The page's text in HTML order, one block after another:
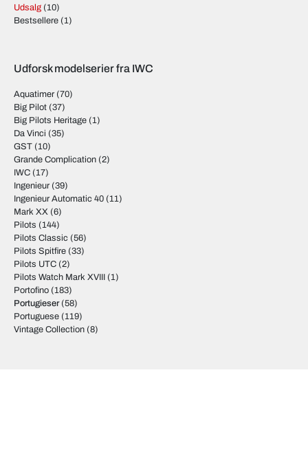
Udsalg (10)
Bestsellere (1)
Udforsk modelserier fra IWC
Aquatimer (70)
Big Pilot (37)
Big Pilots Heritage (1)
Da Vinci (35)
GST (10)
Grande Complication (2)
IWC (17)
Ingenieur (39)
Ingenieur Automatic 40 (11)
Mark XX (6)
Pilots (144)
Pilots Classic (56)
Pilots Spitfire (33)
Pilots UTC (2)
Pilots Watch Mark XVIII (1)
Portofino (183)
Portugieser(58)
Portuguese (119)
Vintage Collection (8)